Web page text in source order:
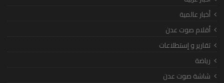
أخبار عالمية
أقلام صوت عدن
تقارير و إستطلاعات
رياضة
شاشة صوت عدن